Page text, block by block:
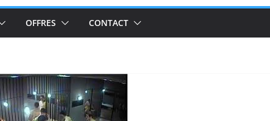
OFFRES CONTACT